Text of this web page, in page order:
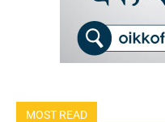
MOST READ